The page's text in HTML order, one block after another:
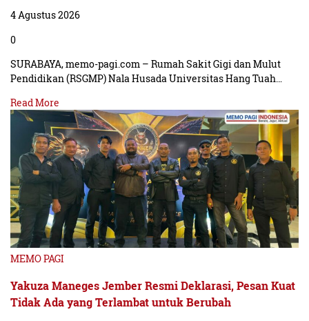
4 Agustus 2026
0
SURABAYA, memo-pagi.com – Rumah Sakit Gigi dan Mulut
Pendidikan (RSGMP) Nala Husada Universitas Hang Tuah…
Read More
MEMO PAGI
Yakuza Maneges Jember Resmi Deklarasi, Pesan Kuat
Tidak Ada yang Terlambat untuk Berubah